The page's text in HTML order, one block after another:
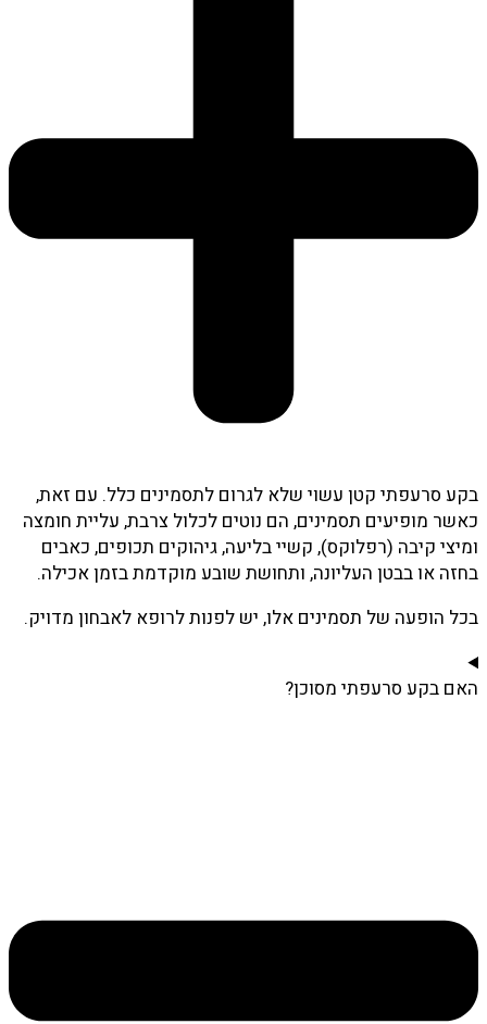
בקע סרעפתי קטן עשוי שלא לגרום לתסמינים כלל. עם זאת,
כאשר מופיעים תסמינים, הם נוטים לכלול צרבת, עליית חומצה
ומיצי קיבה (רפלוקס), קשיי בליעה, גיהוקים תכופים, כאבים
בחזה או בבטן העליונה, ותחושת שובע מוקדמת בזמן אכילה.
בכל הופעה של תסמינים אלו, יש לפנות לרופא לאבחון מדויק.
האם בקע סרעפתי מסוכן?